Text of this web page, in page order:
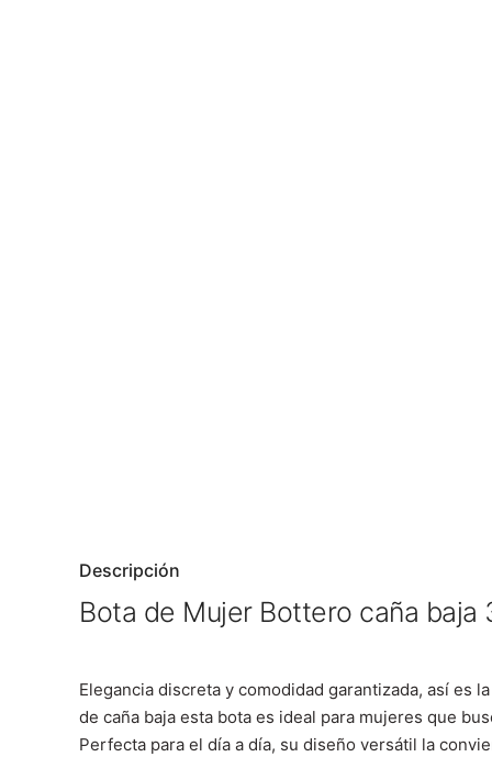
Descripción
Bota de Mujer Bottero caña baja
Elegancia discreta y comodidad garantizada, así es
de caña baja esta bota es ideal para mujeres que
Perfecta para el día a día, su diseño versátil la